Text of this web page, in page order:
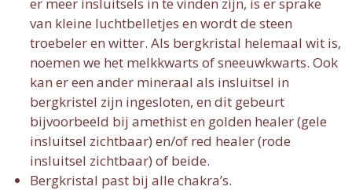
van kleine luchtbelletjes en wordt de steen
troebeler en witter. Als bergkristal helemaal wit is,
noemen we het melkkwarts of sneeuwkwarts. Ook
kan er een ander mineraal als insluitsel in
bergkristel zijn ingesloten, en dit gebeurt
bijvoorbeeld bij amethist en golden healer (gele
insluitsel zichtbaar) en/of red healer (rode
insluitsel zichtbaar) of beide.
Bergkristal past bij alle chakra’s.